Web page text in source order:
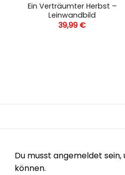
Ein Verträumter Herbst –
Leinwandbild
39,99€
Du musst angemeldet
können.